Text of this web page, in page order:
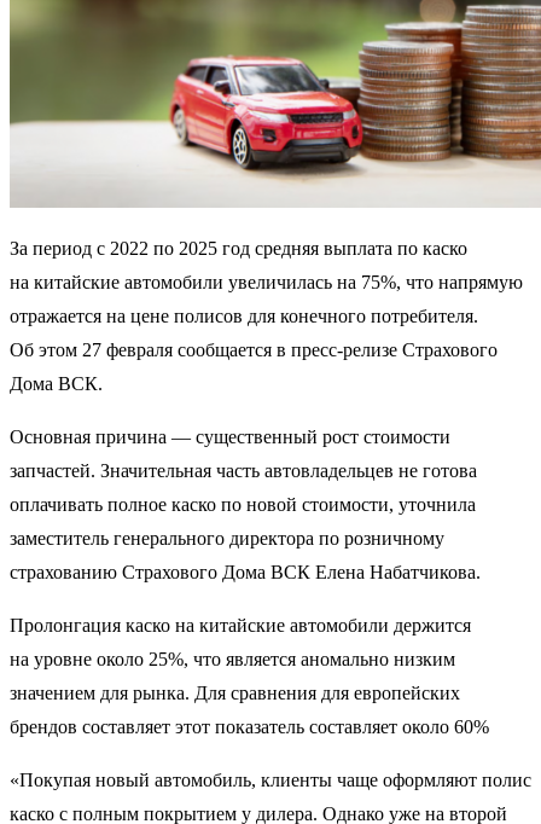
За период с 2022 по 2025 год средняя выплата по каско
на китайские автомобили увеличилась на 75%, что напрямую
отражается на цене полисов для конечного потребителя.
Об этом 27 февраля сообщается в пресс-релизе Страхового
Дома ВСК.
Основная причина — существенный рост стоимости
запчастей. Значительная часть автовладельцев не готова
оплачивать полное каско по новой стоимости, уточнила
заместитель генерального директора по розничному
страхованию Страхового Дома ВСК Елена Набатчикова.
Пролонгация каско на китайские автомобили держится
на уровне около 25%, что является аномально низким
значением для рынка. Для сравнения для европейских
брендов составляет этот показатель составляет около 60%
«Покупая новый автомобиль, клиенты чаще оформляют полис
каско с полным покрытием у дилера. Однако уже на второй